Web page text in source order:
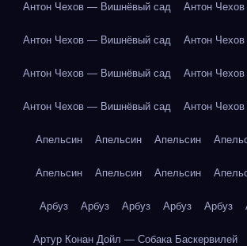
Антон Чехов — Вишнёвый сад Антон
Антон Чехов — Вишнёвый сад Антон
Антон Чехов — Вишнёвый сад Антон
Антон Чехов — Вишнёвый сад Антон
Апельсин Апельсин Апельсин
Апельсин Апельсин Апельсин
Арбуз Арбуз Арбуз Арбуз Арбуз
Артур Конан Дойл — Собака Баскервилей